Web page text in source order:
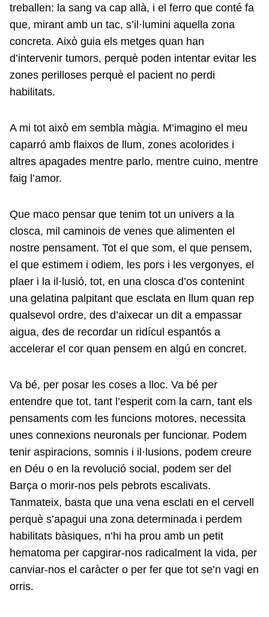
treballen: la sang va cap allà, i el ferro que conté fa
que, mirant amb un tac, s’il·lumini aquella zona
concreta. Això guia els metges quan han
d’intervenir tumors, perquè poden intentar evitar les
zones perilloses perquè el pacient no perdi
habilitats.
A mi tot això em sembla màgia. M’imagino el meu
caparró amb flaixos de llum, zones acolorides i
altres apagades mentre parlo, mentre cuino, mentre
faig l’amor.
Que maco pensar que tenim tot un univers a la
closca, mil caminois de venes que alimenten el
nostre pensament. Tot el que som, el que pensem,
el que estimem i odiem, les pors i les vergonyes, el
plaer i la il·lusió, tot, en una closca d’os contenint
una gelatina palpitant que esclata en llum quan rep
qualsevol ordre, des d’aixecar un dit a empassar
aigua, des de recordar un ridícul espantós a
accelerar el cor quan pensem en algú en concret.
Va bé, per posar les coses a lloc. Va bé per
entendre que tot, tant l’esperit com la carn, tant els
pensaments com les funcions motores, necessita
unes connexions neuronals per funcionar. Podem
tenir aspiracions, somnis i il·lusions, podem creure
en Déu o en la revolució social, podem ser del
Barça o morir-nos pels pebrots escalivats.
Tanmateix, basta que una vena esclati en el cervell
perquè s’apagui una zona determinada i perdem
habilitats bàsiques, n’hi ha prou amb un petit
hematoma per capgirar-nos radicalment la vida, per
canviar-nos el caràcter o per fer que tot se’n vagi en
orris.